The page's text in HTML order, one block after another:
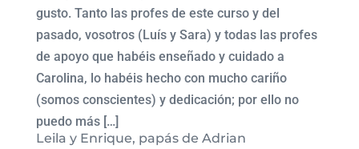
gusto. Tanto las profes de este curso y del
pasado, vosotros (Luís y Sara) y todas las profes
de apoyo que habéis enseñado y cuidado a
Carolina, lo habéis hecho con mucho cariño
(somos conscientes) y dedicación; por ello no
puedo más […]
Leila y Enrique, papás de Adrian